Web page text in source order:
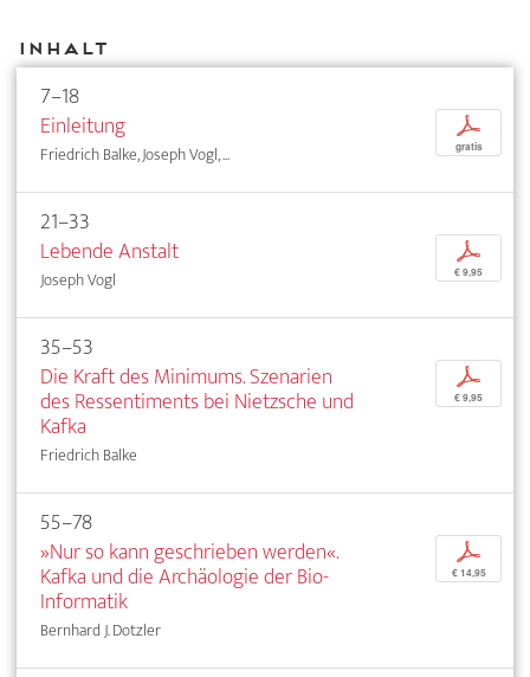
Inhalt
7–18
Einleitung
Friedrich Balke, Joseph Vogl, ...
p
gratis
21–33
Lebende Anstalt
Joseph Vogl
p
€ 9,95
35–53
Die Kraft des Minimums. Szenarien
des Ressentiments bei Nietzsche und
Kafka
Friedrich Balke
p
€ 9,95
55–78
»Nur so kann geschrieben werden«.
Kafka und die Archäologie der Bio-
Informatik
Bernhard J. Dotzler
p
€ 14,95